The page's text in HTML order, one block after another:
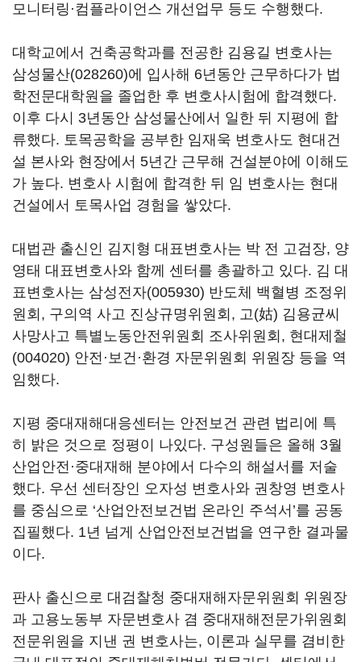
모니터링·컴플라이언스 개선업무 등도 수행했다.
대학교에서 건축공학과를 전공한 김용길 변호사는
삼성물산(028260)에 입사해 6년동안 근무하다가 법
학전문대학원을 졸업한 후 변호사시험에 합격했다.
이후 다시 3년동안 삼성물산에서 일한 뒤 지평에 합
류했다. 토목공학을 공부한 임재욱 변호사도 현대건
설 본사와 현장에서 5년간 근무해 건설분야에 이해도
가 높다. 변호사 시험에 합격한 뒤 임 변호사는 현대
건설에서 토목사업 경험을 쌓았다.
대법관 출신인 김지형 대표변호사는 박 전 고검장, 양
영태 대표변호사와 함께 센터를 총괄하고 있다. 김 대
표변호사는 삼성전자(005930) 반도체 백혈병 조정위
원회, 구의역 사고 진상규명위원회, 고(姑) 김용균씨
사망사고 특별노동안전위원회 조사위원회, 현대제철
(004020) 안전·보건·환경 자문위원회 위원장 등을 역
임했다.
지평 중대재해대응센터는 안전보건 관련 법리에 특
히 밝은 것으로 정평이 나있다. 구성원들은 올해 3월
산업안전·중대재해 분야에서 다수의 해설서를 저술
했다. 우선 센터장인 오자성 변호사와 권창영 변호사
를 중심으로 ‘산업안전보건법 온라인 주석서’를 공동
집필했다. 1년 넘게 산업안전보건법을 연구한 결과물
이다.
판사 출신으로 대검찰청 중대재해자문위원회 위원장
과 고용노동부 자문변호사 겸 중대재해전문가위원회
전문위원을 지낸 권 변호사는, 이론과 실무를 겸비한